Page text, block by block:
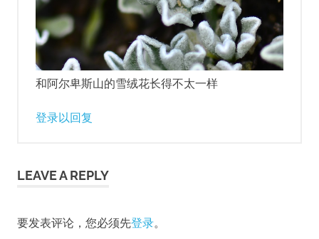
和阿尔卑斯山的雪绒花长得不太一样
登录以回复
LEAVE A REPLY
要发表评论，您必须先登录